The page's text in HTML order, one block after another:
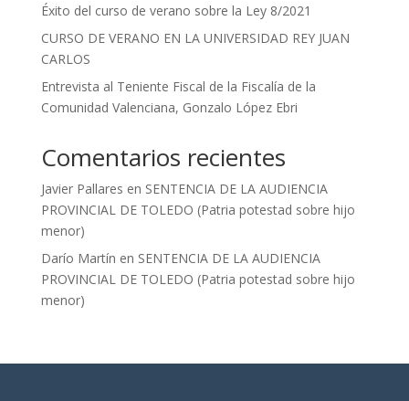
Éxito del curso de verano sobre la Ley 8/2021
CURSO DE VERANO EN LA UNIVERSIDAD REY JUAN
CARLOS
Entrevista al Teniente Fiscal de la Fiscalía de la
Comunidad Valenciana, Gonzalo López Ebri
Comentarios recientes
Javier Pallares en SENTENCIA DE LA AUDIENCIA
PROVINCIAL DE TOLEDO (Patria potestad sobre hijo
menor)
Darío Martín en SENTENCIA DE LA AUDIENCIA
PROVINCIAL DE TOLEDO (Patria potestad sobre hijo
menor)